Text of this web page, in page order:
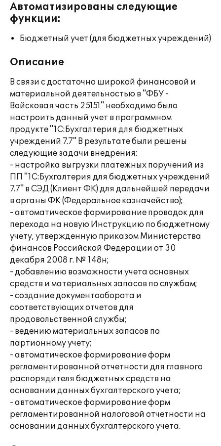
Автоматизированы следующие
функции:
Бюджетный учет (для бюджетных учреждений)
Описание
В связи с достаточно широкой финансовой и
материальной деятельностью в "ФБУ -
Войсковая часть 25151" необходимо было
настроить данный учет в программном
продукте "1С:Бухгалтерия для бюджетных
учреждений 7.7" В результате были решены
следующие задачи внедрения:
- настройка выгрузки платежных поручений из
ПП "1С:Бухгалтерия для бюджетных учреждений
7.7" в СЭД (Клиент ФК) для дальнейшей передачи
в органы ФК (Федеральное казначейство);
- автоматическое формирование проводок для
перехода на новую Инструкцию по бюджетному
учету, утвержденную приказом Министерства
финансов Российской Федерации от 30
декабря 2008 г. № 148н;
- добавлению возможности учета основных
средств и материальных запасов по службам;
- создание документооборота и
соответствующих отчетов для
продовольственной службы;
- ведению материальных запасов по
партионному учету;
- автоматическое формирование форм
регламентированной отчетности для главного
распорядителя бюджетных средств на
основании данных бухгалтерского учета;
- автоматическое формирование форм
регламентированной налоговой отчетности на
основании данных бухгалтерского учета.